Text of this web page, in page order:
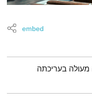
embed
מעולה בעריכתה